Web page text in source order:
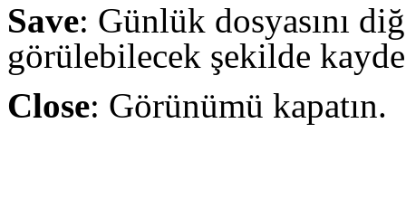
Save: Günlük dosyasını
görülebilecek şekilde
Close: Görünümü kapatın.